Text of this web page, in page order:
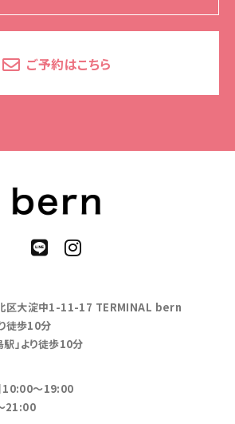
ご予約はこちら
区大淀中1-11-17 TERMINAL bern
徒歩10分
」より徒歩10分
10:00～19:00
21:00